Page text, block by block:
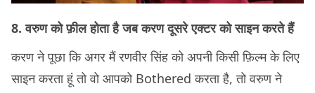
8. वरुण को फ़ील होता है जब करण दूसरे एक्टर को साइन करते हैं
करण ने पूछा कि अगर मैं रणवीर सिंह को अपनी किसी फ़िल्म के लिए
साइन करता हूं तो वो आपको Bothered करता है, तो वरुण ने